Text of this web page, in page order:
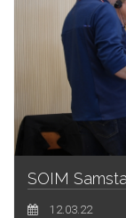
SOIM
12.03.22